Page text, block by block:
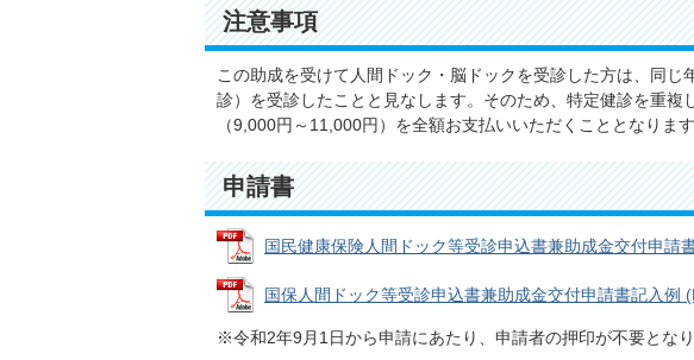
注意事項
この助成を受けて人間ドック・脳ドックを受診した方は、同
診）を受診したことと見なします。そのため、特定健診を重複
（9,000円～11,000円）を全額お支払いいただくこととなりま
申請書
国民健康保険人間ドック等受診申込書兼助成金交付申請
国保人間ドック等受診申込書兼助成金交付申請書記入例
※令和2年9月1日から申請にあたり、申請者の押印が不要となり